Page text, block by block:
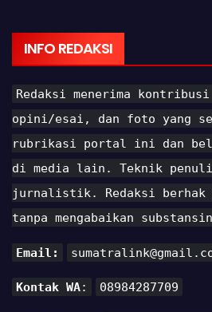
INFO REDAKSI
Redaksi menerima
opini/esai, dan foto yang
rubrikasi portal ini dan
di media lain. Teknik
jurnalistik. Redaksi berhak
tanpa mengabaikan
Email:
Kontak WA: 08984287709